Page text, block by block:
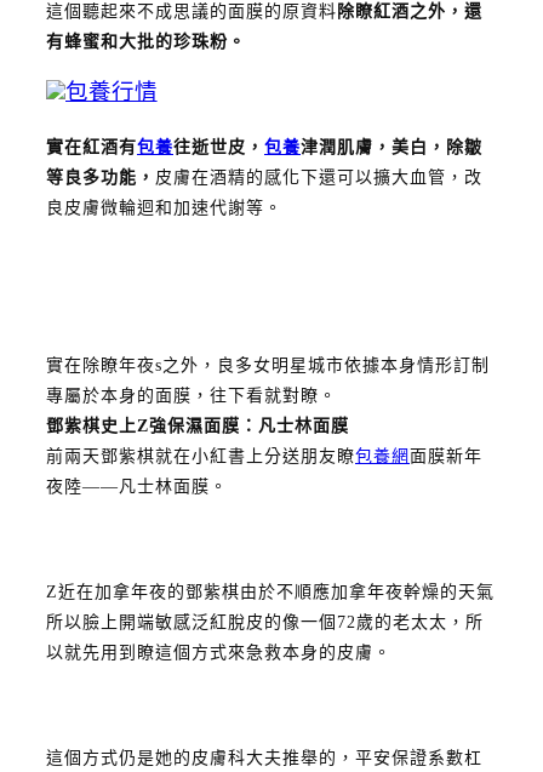
這個聽起來不成思議的面膜的原資料 除瞭紅酒之外，還
有蜂蜜和大批的珍珠粉。
包養行情
實在紅酒有包養往逝世皮， 包養津潤肌膚，美白，除皺
等良多功能， 皮膚在酒精的感化下還可以擴大血管，改
良皮膚微輪迴和加速代謝等。
實在除瞭年夜s之外，良多女明星城市依據本身情形訂制
專屬於本身的面膜，往下看就對瞭。
鄧紫棋史上Z強保濕面膜： 凡士林面膜
前兩天鄧紫棋就在小紅書上分送朋友瞭包養網 面膜新年
夜陸——凡士林面膜。
Z近在加拿年夜的鄧紫棋由於不順應加拿年夜幹燥的天氣
所以臉上開端敏感泛紅脫皮的像一個72歲的老太太，所
以就先用到瞭這個方式來急救本身的皮膚。
這個方式仍是她的皮膚科大夫推舉的，平安保證系數杠